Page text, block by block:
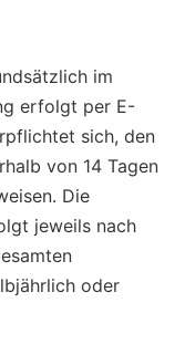
im
erfolgt per E-
sich, den
von 14 Tagen
Die
jeweils nach
oder